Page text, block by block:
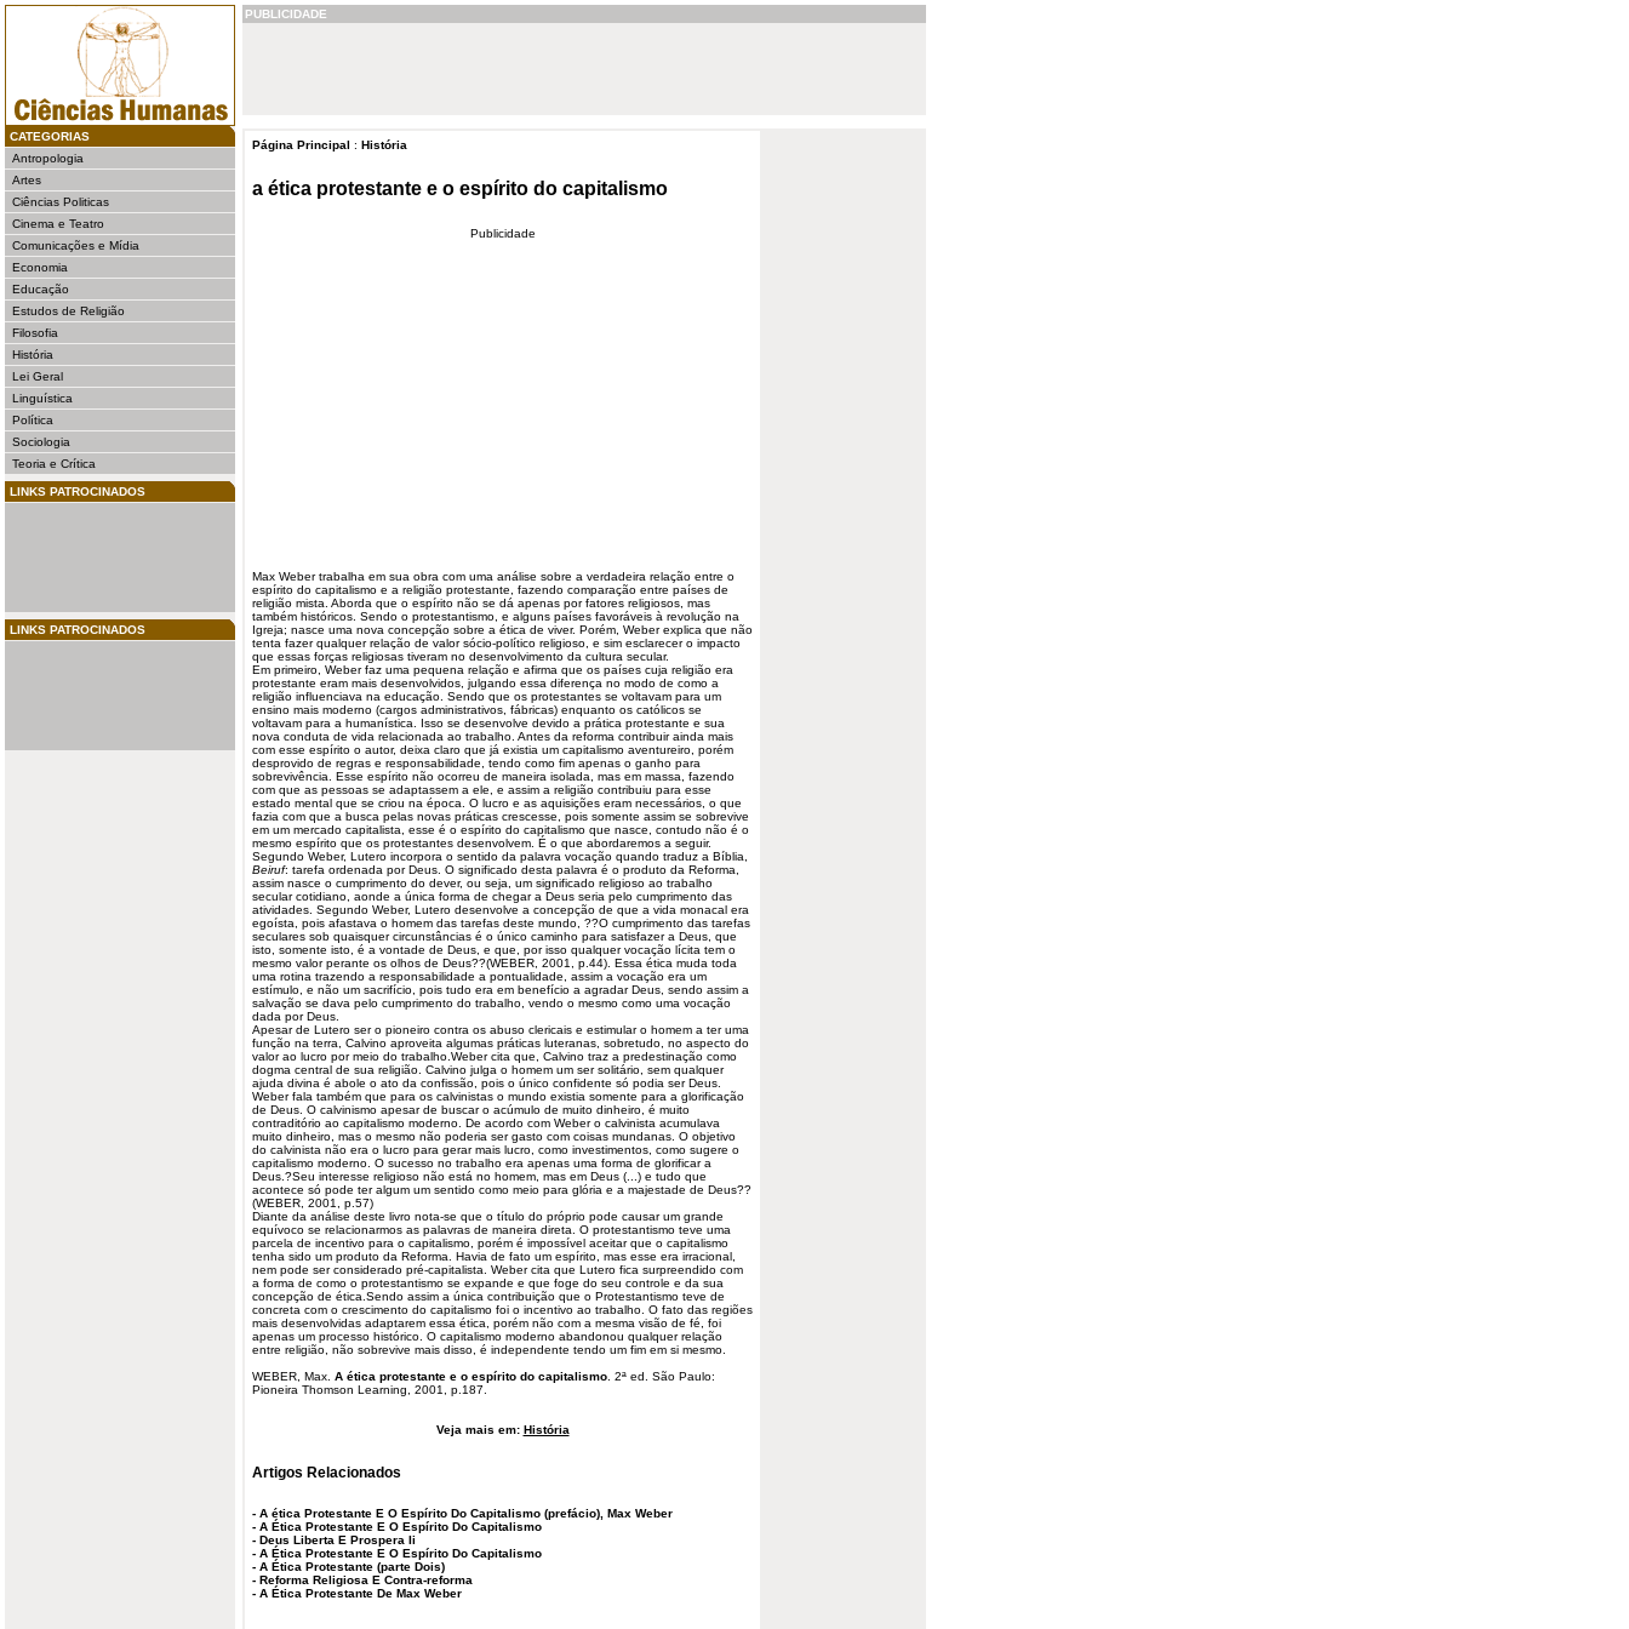
CATEGORIAS
Antropologia
Artes
Ciências Politicas
Cinema e Teatro
Comunicações e Mídia
Economia
Educação
Estudos de Religião
Filosofia
História
Lei Geral
Linguística
Política
Sociologia
Teoria e Crítica
LINKS PATROCINADOS
LINKS PATROCINADOS
PUBLICIDADE
Página Principal : História
a ética protestante e o espírito do capitalismo
Publicidade
Max Weber trabalha em sua obra com uma análise sobre a verdadeira relação entre o
espírito do capitalismo e a religião protestante , fazendo comparação entre países de
religião mista. Aborda que o espírito não se dá apenas por fatores religiosos, mas
também históricos. Sendo o protestantismo, e alguns países favoráveis à revolução na
Igreja; nasce uma nova concepção sobre a ética de viver. Porém, Weber explica que não
tenta fazer qualquer relação de valor sócio-político religioso, e sim esclarecer o impacto
que essas forças religiosas tiveram no desenvolvimento da cultura secular.
Em primeiro, Weber faz uma pequena relação e afirma que os países cuja religião era
protestante eram mais desenvolvidos, julgando essa diferença no modo de como a
religião influenciava na educação. Sendo que os protestantes se voltavam para um
ensino mais moderno (cargos administrativos, fábricas) enquanto os católicos se
voltavam para a humanística. Isso se desenvolve devido a prática protestante e sua
nova conduta de vida relacionada ao trabalho. Antes da reforma contribuir ainda mais
com esse espírito o autor, deixa claro que já existia um capitalismo aventureiro, porém
desprovido de regras e responsabilidade, tendo como fim apenas o ganho para
sobrevivência. Esse espírito não ocorreu de maneira isolada, mas em massa, fazendo
com que as pessoas se adaptassem a ele, e assim a religião contribuiu para esse
estado mental que se criou na época. O lucro e as aquisições eram necessários, o que
fazia com que a busca pelas novas práticas crescesse, pois somente assim se sobrevive
em um mercado capitalista, esse é o espírito do capitalismo que nasce, contudo não é o
mesmo espírito que os protestantes desenvolvem. É o que abordaremos a seguir.
Segundo Weber, Lutero incorpora o sentido da palavra vocação quando traduz a Bíblia,
Beiruf: tarefa ordenada por Deus. O significado desta palavra é o produto da Reforma,
assim nasce o cumprimento do dever, ou seja, um significado religioso ao trabalho
secular cotidiano, aonde a única forma de chegar a Deus seria pelo cumprimento das
atividades. Segundo Weber, Lutero desenvolve a concepção de que a vida monacal era
egoísta, pois afastava o homem das tarefas deste mundo, ??O cumprimento das tarefas
seculares sob quaisquer circunstâncias é o único caminho para satisfazer a Deus, que
isto, somente isto, é a vontade de Deus, e que, por isso qualquer vocação lícita tem o
mesmo valor perante os olhos de Deus??(WEBER, 2001, p.44). Essa ética muda toda
uma rotina trazendo a responsabilidade a pontualidade, assim a vocação era um
estímulo, e não um sacrifício, pois tudo era em benefício a agradar Deus, sendo assim a
salvação se dava pelo cumprimento do trabalho, vendo o mesmo como uma vocação
dada por Deus.
Apesar de Lutero ser o pioneiro contra os abuso clericais e estimular o homem a ter uma
função na terra, Calvino aproveita algumas práticas luteranas, sobretudo, no aspecto do
valor ao lucro por meio do trabalho.Weber cita que, Calvino traz a predestinação como
dogma central de sua religião. Calvino julga o homem um ser solitário, sem qualquer
ajuda divina é abole o ato da confissão, pois o único confidente só podia ser Deus.
Weber fala também que para os calvinistas o mundo existia somente para a glorificação
de Deus. O calvinismo apesar de buscar o acúmulo de muito dinheiro, é muito
contraditório ao capitalismo moderno. De acordo com Weber o calvinista acumulava
muito dinheiro, mas o mesmo não poderia ser gasto com coisas mundanas. O objetivo
do calvinista não era o lucro para gerar mais lucro, como investimentos, como sugere o
capitalismo moderno. O sucesso no trabalho era apenas uma forma de glorificar a
Deus.?Seu interesse religioso não está no homem, mas em Deus (...) e tudo que
acontece só pode ter algum um sentido como meio para glória e a majestade de Deus??
(WEBER, 2001, p.57)
Diante da análise deste livro nota-se que o título do próprio pode causar um grande
equívoco se relacionarmos as palavras de maneira direta. O protestantismo teve uma
parcela de incentivo para o capitalismo, porém é impossível aceitar que o capitalismo
tenha sido um produto da Reforma. Havia de fato um espírito, mas esse era irracional,
nem pode ser considerado pré-capitalista. Weber cita que Lutero fica surpreendido com
a forma de como o protestantismo se expande e que foge do seu controle e da sua
concepção de ética.Sendo assim a única contribuição que o Protestantismo teve de
concreta com o crescimento do capitalismo foi o incentivo ao trabalho. O fato das regiões
mais desenvolvidas adaptarem essa ética, porém não com a mesma visão de fé, foi
apenas um processo histórico. O capitalismo moderno abandonou qualquer relação
entre religião, não sobrevive mais disso, é independente tendo um fim em si mesmo.
WEBER, Max. A ética protestante e o espírito do capitalismo . 2ª ed. São Paulo:
Pioneira Thomson Learning, 2001, p.187.
Veja mais em: História
Artigos Relacionados
- A ética Protestante E O Espírito Do Capitalismo (prefácio), Max Weber
- A Ética Protestante E O Espírito Do Capitalismo
- Deus Liberta E Prospera Ii
- A Ética Protestante E O Espírito Do Capitalismo
- A Ética Protestante (parte Dois)
- Reforma Religiosa E Contra-reforma
- A Ética Protestante De Max Weber